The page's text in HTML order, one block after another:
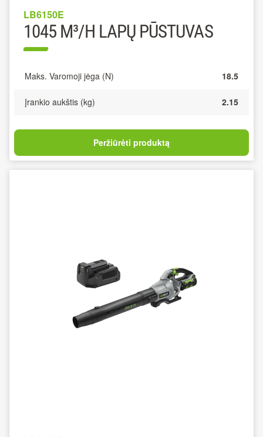
LB6150E
1045 M³/H LAPŲ PŪSTUVAS
Maks. Varomoji jėga (N) 18.5
Įrankio aukštis (kg) 2.15
Peržiūrėti produktą